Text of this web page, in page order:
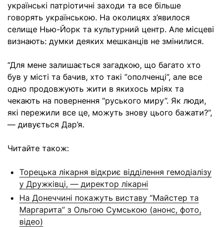
українські патріотичні заходи та все більше
говорять українською. На околицях з’явилося
селище Нью-Йорк та культурний центр. Але місцеві
визнають: думки деяких мешканців не змінилися.
“Для мене залишається загадкою, що багато хто
був у місті та бачив, хто такі “ополченці”, але все
одно продовжують жити в якихось мріях та
чекають на повернення “руського миру”. Як люди,
які пережили все це, можуть знову цього бажати?”,
— дивується Дар’я.
Читайте також:
Торецька лікарня відкриє відділення гемодіалізу
у Дружківці, — директор лікарні
На Донеччині покажуть виставу “Майстер та
Маргарита” з Ольгою Сумською (анонс, фото,
відео)